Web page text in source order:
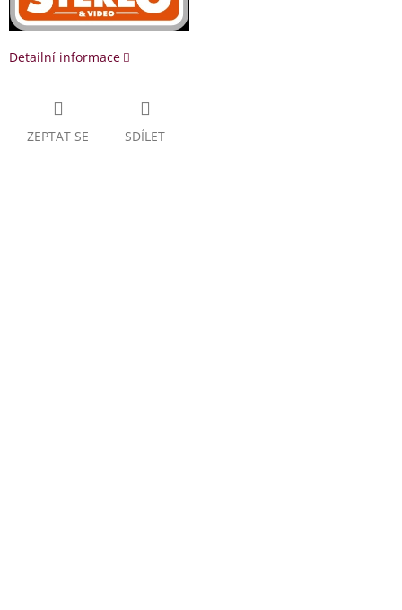
Detailní informace
ZEPTAT SE SDÍLET